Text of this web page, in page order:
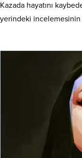
Kazada hayatını
yerindeki incelemesinin